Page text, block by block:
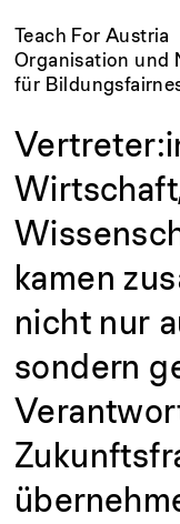
Teach For Austria
Organisation und
für
kamen
nicht nur
sondern